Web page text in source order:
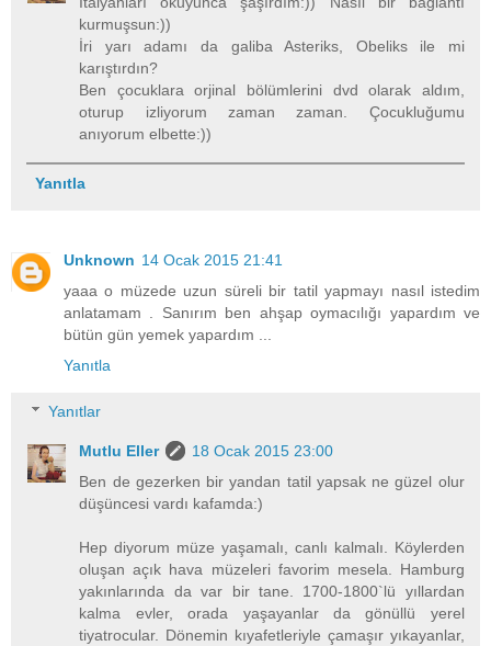
kurmuşsun:))
İri yarı adamı da galiba Asteriks, Obeliks ile mi
karıştırdın?
Ben çocuklara orjinal bölümlerini dvd olarak aldım,
oturup izliyorum zaman zaman. Çocukluğumu
anıyorum elbette:))
Yanıtla
Unknown 14 Ocak 2015 21:41
yaaa o müzede uzun süreli bir tatil yapmayı nasıl istedim
anlatamam . Sanırım ben ahşap oymacılığı yapardım ve
bütün gün yemek yapardım ...
Yanıtla
Yanıtlar
Mutlu Eller
18 Ocak 2015 23:00
Ben de gezerken bir yandan tatil yapsak ne güzel olur
düşüncesi vardı kafamda:)
Hep diyorum müze yaşamalı, canlı kalmalı. Köylerden
oluşan açık hava müzeleri favorim mesela. Hamburg
yakınlarında da var bir tane. 1700-1800`lü yıllardan
kalma evler, orada yaşayanlar da gönüllü yerel
tiyatrocular. Dönemin kıyafetleriyle çamaşır yıkayanlar,